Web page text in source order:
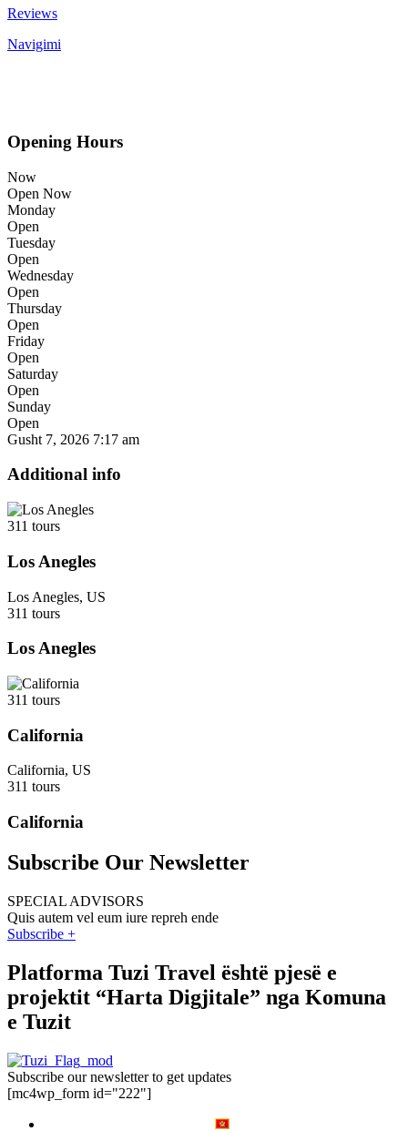
Reviews
Navigimi
Opening Hours
Now
Open Now
Monday
Open
Tuesday
Open
Wednesday
Open
Thursday
Open
Friday
Open
Saturday
Open
Sunday
Open
Gusht 7, 2026 7:17 am
Additional info
311 tours
Los Anegles
Los Anegles, US
311 tours
Los Anegles
311 tours
California
California, US
311 tours
California
Subscribe Our Newsletter
SPECIAL ADVISORS
Quis autem vel eum iure repreh ende
Subscribe +
Platforma Tuzi Travel është pjesë e
projektit “Harta Digjitale” nga Komuna
e Tuzit
Subscribe our newsletter to get updates
[mc4wp_form id="222"]